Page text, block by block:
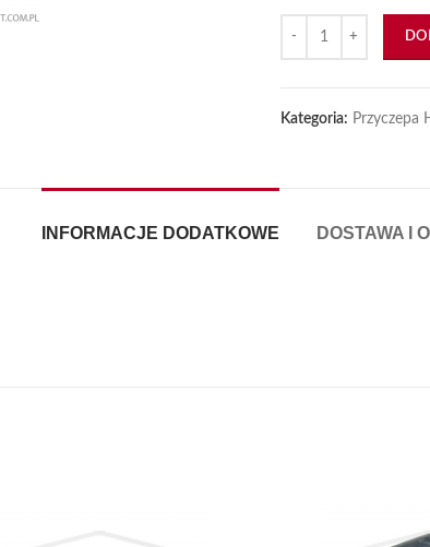
Kategoria: Przyczepa
INFORMACJE DODATKOWE DOSTAWA I